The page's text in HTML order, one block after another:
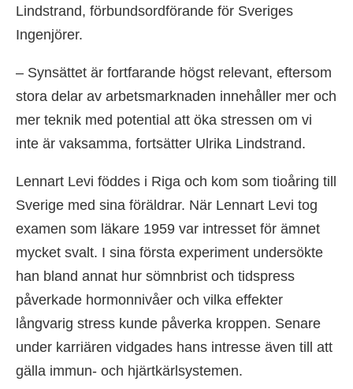
Lindstrand, förbundsordförande för Sveriges
Ingenjörer.
– Synsättet är fortfarande högst relevant, eftersom
stora delar av arbetsmarknaden innehåller mer och
mer teknik med potential att öka stressen om vi
inte är vaksamma, fortsätter Ulrika Lindstrand.
Lennart Levi föddes i Riga och kom som tioåring till
Sverige med sina föräldrar. När Lennart Levi tog
examen som läkare 1959 var intresset för ämnet
mycket svalt. I sina första experiment undersökte
han bland annat hur sömnbrist och tidspress
påverkade hormonnivåer och vilka effekter
långvarig stress kunde påverka kroppen. Senare
under karriären vidgades hans intresse även till att
gälla immun- och hjärtkärlsystemen.